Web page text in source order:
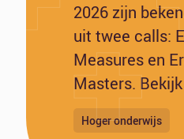
2026 zijn
uit twee calls:
Measures en
Masters.
Hoger onderwijs